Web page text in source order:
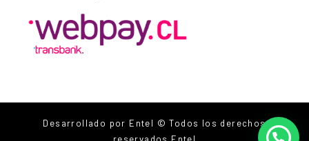
Desarrollado por Entel © Todos los derechos